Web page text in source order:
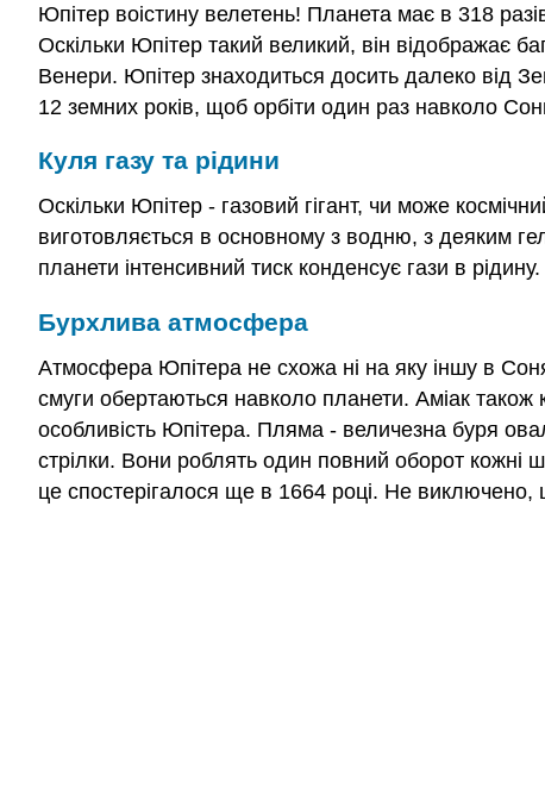
Юпітер воістину велетень! Планета має в 318
Оскільки Юпітер такий великий, він відображає
Венери. Юпітер знаходиться досить далеко від
12 земних років, щоб орбіти один раз навколо
Куля газу та рідини
Оскільки Юпітер - газовий гігант, чи може
виготовляється в основному з водню, з деяким
планети інтенсивний тиск конденсує гази в
Бурхлива атмосфера
Атмосфера Юпітера не схожа ні на яку іншу в
смуги обертаються навколо планети. Аміак також
особливість Юпітера. Пляма - величезна буря
стрілки. Вони роблять один повний оборот
це спостерігалося ще в 1664 році. Не